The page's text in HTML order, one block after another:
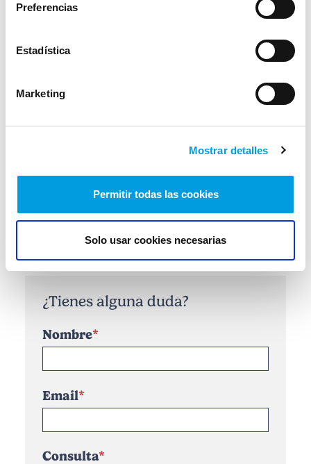
Preferencias
Estadística
Marketing
Mostrar detalles
Permitir todas las cookies
Solo usar cookies necesarias
Plan de Protección de Autonomía
Vida
Ahorro
Baja Diaria Baremo
Plan Protección de Estudios
¿Tienes alguna duda?
Nombre
Email
Consulta